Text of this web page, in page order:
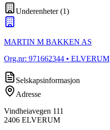
Underenheter(1)
MARTIN M BAKKEN AS
Org.nr: 971662344 • ELVERUM
Selskapsinformasjon
Adresse
Vindheiavegen 111
2406 ELVERUM